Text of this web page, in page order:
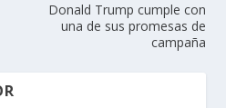
Donald Trump cumple con
una de sus promesas de
campaña